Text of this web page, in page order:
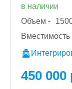
в наличии
Объем -
Вместимость
450 000